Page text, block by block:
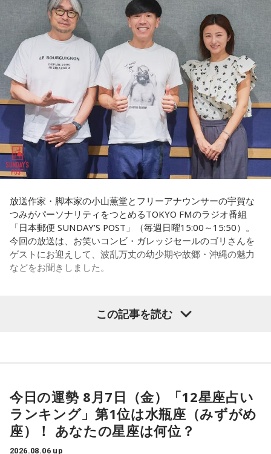
ると、その訪問客は茶封筒を机の上にソッと出します。そし
てドンはポン、ポン、ポン、と手を当てて厚さを確かめる。
そのままスーッと返す。返された側は帰りがけ、広いお庭の
中にあるお社に両手を合わせ、賽銭箱に封筒を置いていく、
と。こういう逸話がまことしやかに語られること自体が、ド
ンの権力を大きくしているんですね。直接、命令しなくても
周りが勝手に忖度して動く、というのがドンの世界です」
長野「こういうドンが全国にいる、というわけですね」
常井「福岡って大物議員がたくさんいました。その中で藏内
さんはどういう位置づけか。麻生さん、武田さん、かつては
古賀誠さん、山崎拓さん、村上正邦さん、といった方も。大
物が同じ県内にたくさんいることが、ドンを生み出す第2の条
件です」
長野「はい」
分かれていて。知事選や市長選があると保守分裂になってし
民党県連会長にもなれた。ドンは保守分裂の中で育つんです
ね」
放送ではさらにドンの実態についての解説が続いた。
本土復帰当時の記憶はありませんが、「僕らは“復帰っ子”と言
われている」と話すゴリさん。両親からは、復帰直後の沖縄
の活気や、ドルから円への切り替えをめぐる混乱を聞いて育
ちました。なかでも「『円になったほうがお金が減る』と文
句を言っていた」というエピソードは、当時ならではの出来
事として印象に残っているそうです。
小学生の頃に、「旅行に行こう」と言われて沖縄を離れ、大
阪へ。しかし翌朝、父親の姿はなく、「今日からおじさんと
おばさんと暮らすんだよ」と告げられます。「映画みたいな
嘘みたいな話で」と振り返るように、突然始まった新生活に
戸惑い、転校先でも誰とも話せない日々が続きました。
スの人気者の行動を観察。「面白いことをやると人が集ま
る」という気づきを得て、掃除の時間に机の上で松田聖子さ
んの「青い珊瑚礁」を歌いながら一発芸を披露。最初は教室
が静まり返ったものの、その後は「あんなに無口だった転校
生が急に変なことをやり出した」と話題になり、「お前、お
もろいな」「遊ぼうや」と友達の輪が一気に広がったといい
この出来事をきっかけに、「笑いは武器になる」と実感。
た。思いを伝えようとしたものの、感激のあまり「文法はめ
ちゃくちゃだし、早口で喋ったもんだから、ただただ引きつ
らせてしまいました」と当時を振り返り、苦笑いを見せまし
た。
放送作家・脚本家の小山薫堂とフリーアナウンサーの宇賀な
つみがパーソナリティをつとめるTOKYO FMのラジオ番組
「日本郵便 SUNDAY’S POST」（毎週日曜15:00～15:50）。
今回の放送は、お笑いコンビ・ガレッジセールのゴリさんを
ゲストにお迎えして、波乱万丈の幼少期や故郷・沖縄の魅力
などをお聞きしました。
（左から）パーソナリティの小山薫堂、ゴリさん、宇賀なつ
ゴリさんは、1972年沖縄県那覇市生まれ。沖縄の本土復帰か
らわずか1週間後に生まれた“復帰っ子”です。1995年に中学時
代の同級生・川田広樹さんとガレッジセールを結成し、バラ
エティ番組などで人気を集めました。2006年からは映画監督
としても活動。2019年公開の映画「洗骨」はモスクワ国際映
この記事を読む
今日の運勢 8月7日（金）「12星座占い
ランキング」第1位は水瓶座（みずがめ
座）！ あなたの星座は何位？
2026.08.06 up